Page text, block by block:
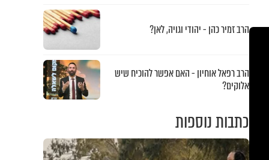
הרב זמיר כהן - יהודי וגויה, לאן?
הרב רפאל אוחיון - האם אפשר להוכיח שיש
אלוקים?
כתבות נוספות